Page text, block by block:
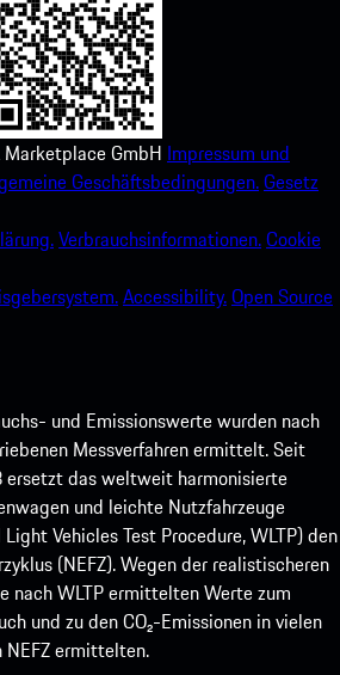
Marketplace GmbH Impressum und
Geschäftsbedingungen.Gesetz
Verbrauchsinformationen.Cookie
Accessibility.Open Source
und Emissionswerte wurden nach
Messverfahren ermittelt. Seit
das weltweit harmonisierte
und leichte Nutzfahrzeuge
Vehicles Test Procedure, WLTP) den
(NEFZ). Wegen der realistischeren
nach WLTP ermittelten Werte zum
und zu den CO₂-Emissionen in vielen
NEFZ ermittelten.